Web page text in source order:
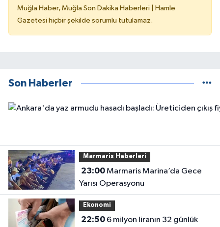
Muğla Haber, Muğla Son Dakika Haberleri | Hamle
Gazetesi hiçbir şekilde sorumlu tutulamaz.
Son Haberler
Marmaris Haberleri
23:00Marmaris Marina’da Gece
Yarısı Operasyonu
Ekonomi
22:506 milyon liranın 32 günlük